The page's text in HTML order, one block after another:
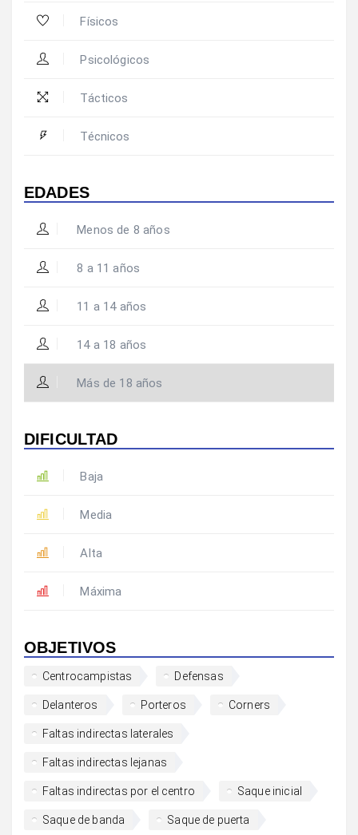
Físicos
Psicológicos
Tácticos
Técnicos
EDADES
Menos de 8 años
8 a 11 años
11 a 14 años
14 a 18 años
Más de 18 años
DIFICULTAD
Baja
Media
Alta
Máxima
OBJETIVOS
Centrocampistas Defensas
Delanteros Porteros Corners
Faltas indirectas laterales
Faltas indirectas lejanas
Faltas indirectas por el centro Saque inicial
Saque de banda Saque de puerta